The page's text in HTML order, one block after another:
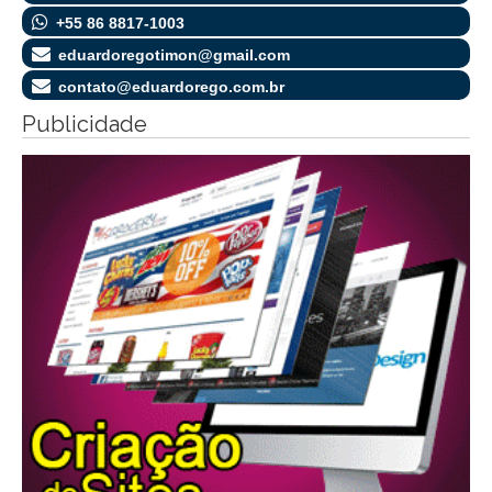
+55 86 8817-1003
eduardoregotimon@gmail.com
contato@eduardorego.com.br
Publicidade